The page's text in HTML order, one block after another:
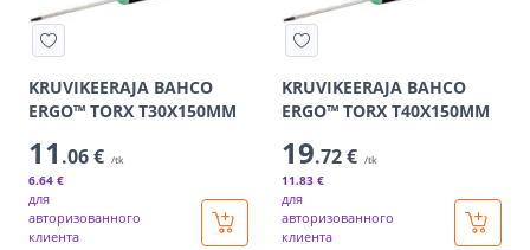
KRUVIKEERAJA BAHCO
ERGO™ TORX T30X150MM
11 .06 € /tk
6.64 €
для
авторизованного
клиента
KRUVIKEERAJA BAHCO
ERGO™ TORX T40X150MM
19.72 € /tk
11.83 €
для
авторизованного
клиента